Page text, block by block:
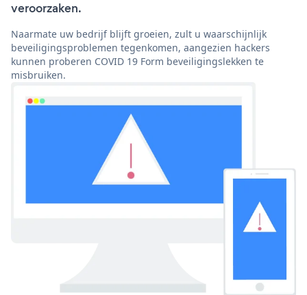
veroorzaken.
Naarmate uw bedrijf blijft groeien, zult u waarschijnlijk
beveiligingsproblemen tegenkomen, aangezien hackers
kunnen proberen COVID 19 Form beveiligingslekken te
misbruiken.